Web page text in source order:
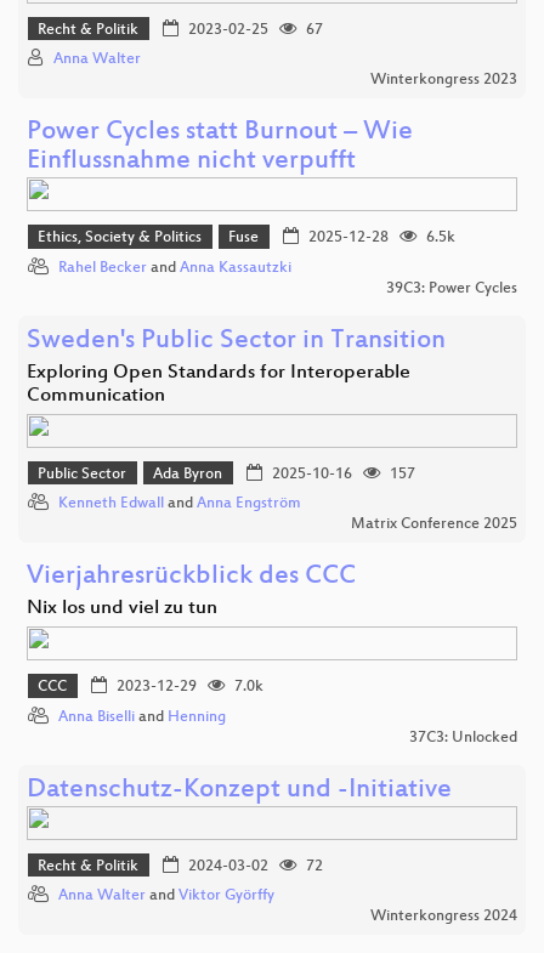
Recht & Politik 2023-02-25
67
Anna Walter
Winterkongress 2023
Power Cycles statt Burnout – Wie
Einflussnahme nicht verpufft
Ethics, Society & Politics Fuse 2025-12-28
6.5k
Rahel Becker and Anna Kassautzki
39C3: Power Cycles
Sweden's Public Sector in Transition
Exploring Open Standards for Interoperable
Communication
Public Sector Ada Byron 2025-10-16
157
Kenneth Edwall and Anna Engström
Matrix Conference 2025
Vierjahresrückblick des CCC
Nix los und viel zu tun
CCC 2023-12-29
7.0k
Anna Biselli and Henning
37C3: Unlocked
Datenschutz-Konzept und -Initiative
Recht & Politik 2024-03-02
72
Anna Walter and Viktor Györffy
Winterkongress 2024